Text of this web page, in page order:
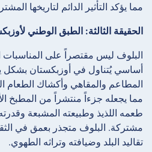
مما يؤكد التأثير الدائم لتاريخها
الحقيقة الثالثة: الطبق الوطني
البلوف ليس مقتصراً على
أساسي يُتناول في أوزبكستان
المطاعم والمقاهي وأكشاك الطعام
مما يجعله جزءاً منتشراً من المطبخ
طعمه اللذيذ وطبيعته المشبعة
مشتركة. البلوف متجذر بعمق في
تقاليد البلد وضيافته وتراثه الطهوي.